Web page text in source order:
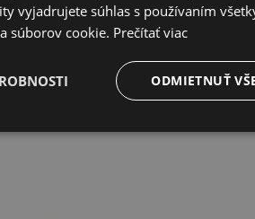
vyjadrujete súhlas s používaním
súborov cookie. Prečítať viac
ODMIETNUŤ